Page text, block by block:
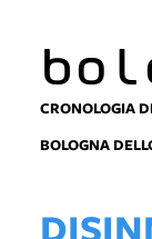
CRONOLOGIA
BOLOGNA